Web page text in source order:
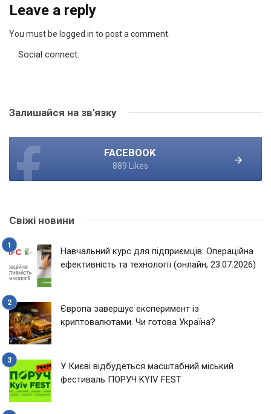
Leave a reply
You must be logged in to post a comment.
Social connect:
Залишайся на зв'язку
FACEBOOK
889 Likes
Свіжі новини
Навчальний курс для підприємців: Операційна
ефективність та технології (онлайн, 23.07.2026)
Європа завершує експеримент із
криптовалютами. Чи готова Україна?
У Києві відбудеться масштабний міський
фестиваль ПОРУЧ KYIV FEST